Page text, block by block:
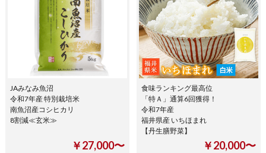
JAみなみ魚沼
令和7年産 特別栽培米
南魚沼産コシヒカリ
8割減≪玄米≫
￥27,000〜
食味ランキング最高位
「特Ａ」通算6回獲得！
令和7年産
福井県産 いちほまれ
【丹生膳野菜】
￥20,000〜